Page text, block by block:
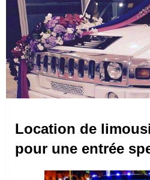
Location de
pour une entrée